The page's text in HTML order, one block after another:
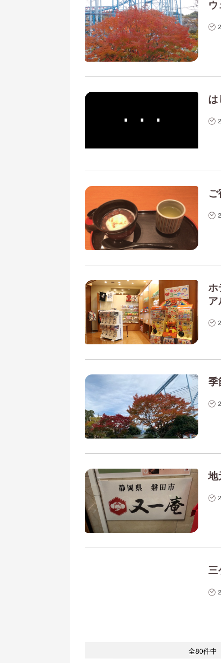
ホ
季
地
三
全80件中